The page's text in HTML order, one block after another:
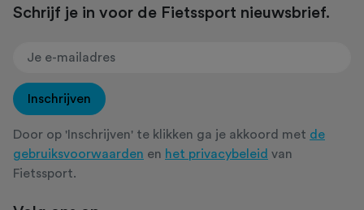
Schrijf je in voor de Fietssport nieuwsbrief.
Inschrijven
Door op 'Inschrijven' te klikken ga je akkoord met de
gebruiksvoorwaarden en het privacybeleid van
Fietssport.